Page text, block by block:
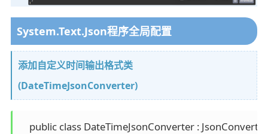
System.Text.Json程序全局配置
添加自定义时间输出格式类
(DateTimeJsonConverter)
public class DateTimeJsonConverter :